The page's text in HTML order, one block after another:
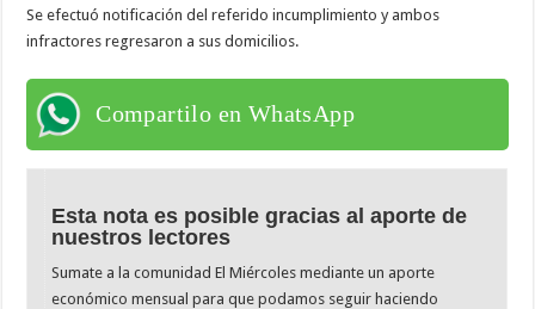
Se efectuó notificación del referido incumplimiento y ambos
infractores regresaron a sus domicilios.
Compartilo en WhatsApp
Esta nota es posible gracias al aporte de
nuestros lectores
Sumate a la comunidad El Miércoles mediante un aporte
económico mensual para que podamos seguir haciendo